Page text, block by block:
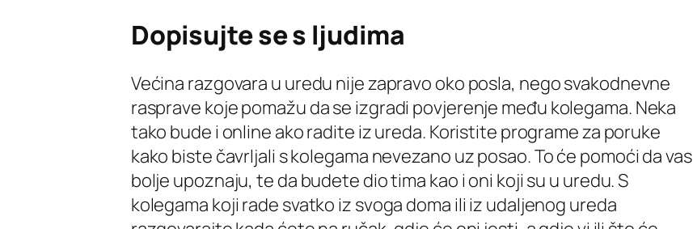
Dopisujte se s ljudima
Većina razgovara u uredu nije zapravo oko posla, nego svakodnevne
rasprave koje pomažu da se izgradi povjerenje među kolegama. Neka
tako bude i online ako radite iz ureda. Koristite programe za poruke
kako biste čavrljali s kolegama nevezano uz posao. To će pomoći da vas
bolje upoznaju, te da budete dio tima kao i oni koji su u uredu. S
kolegama koji rade svatko iz svoga doma ili iz udaljenog ureda